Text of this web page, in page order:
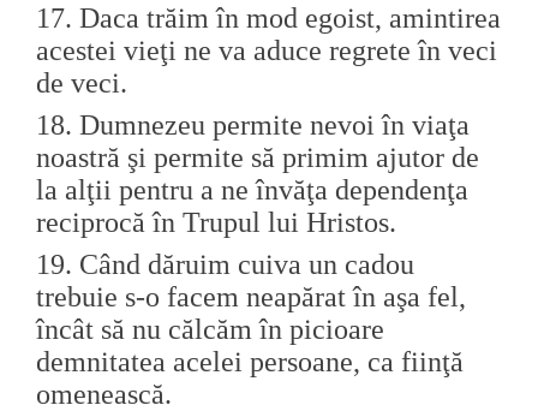
17. Daca trăim în mod egoist, amintirea
acestei vieţi ne va aduce regrete în veci
de veci.
18. Dumnezeu permite nevoi în viaţa
noastră şi permite să primim ajutor de
la alţii pentru a ne învăţa dependenţa
reciprocă în Trupul lui Hristos.
19. Când dăruim cuiva un cadou
trebuie s-o facem neapărat în aşa fel,
încât să nu călcăm în picioare
demnitatea acelei persoane, ca fiinţă
omenească.